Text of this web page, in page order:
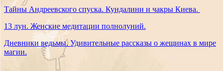
Тайны Андреевского спуска. Кундалини и чакры Киева.
13 лун. Женские медитации полнолуний.
Дневники ведьмы. Удивительные рассказы о жещинах в мире
магии.